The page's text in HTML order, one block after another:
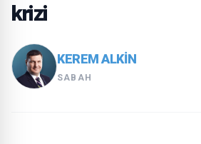
krizi
KEREM ALKİN
SABAH